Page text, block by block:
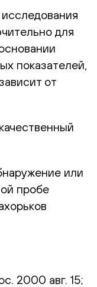
для
показателей,
от
качественный
или
пробе
2000 авг. 15;